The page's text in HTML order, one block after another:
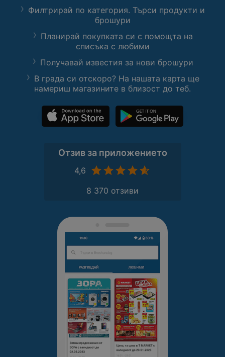
Филтрирай по категория. Търси продукти и
брошури
Планирай покупката си с помощта на
списъка с любими
Получавай известия за нови брошури
В града си отскоро? На нашата карта ще
намериш магазините в близост до теб.
Отзив за приложението
4,6
8 370 отзиви